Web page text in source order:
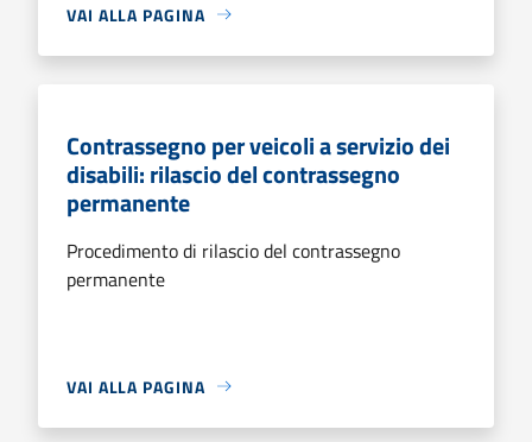
VAI ALLA PAGINA
Contrassegno per veicoli a servizio dei
disabili: rilascio del contrassegno
permanente
Procedimento di rilascio del contrassegno
permanente
VAI ALLA PAGINA